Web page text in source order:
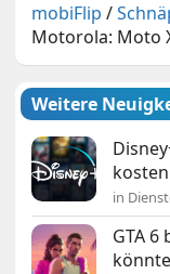
mobiFlip /
Motorola: Moto
Weitere
in
GTA 6